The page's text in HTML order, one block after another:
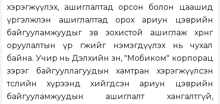
хэрэгжүүлэх, ашиглалтад орсон болон цаашид
үргэлжлэн ашиглалтад орох ариун цэврийн
байгууламжуудыг зөв зохистой ашиглаж хөрөнгө
оруулалтын үр өгөөжийг нэмэгдүүлэх нь чухал
байна. Учир нь Дэлхийн зөн, "Мобиком" корпорац
зэрэг байгууллагуудын хамтран хэрэгжүүлсэн
төслийн хүрээнд хийгдсэн ариун цэврийн
байгууламжуудын ашиглалт хангалтгүй,